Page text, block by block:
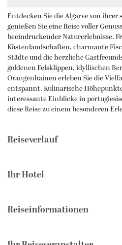
Entdecken Sie die Algarve von ihrer
genießen Sie eine Reise voller
beeindruckender Naturerlebnisse.
Küstenlandschaften, charmante
Städte und die herzliche
goldenen Felsklippen, idyllischen
Orangenhainen erleben Sie die
entspannt. Kulinarische
interessante Einblicke in
diese Reise zu einem besonderen
Reiseverlauf
Vom gewählten Abflughafen startet
Portimão. Sammeln Sie während
Ihres gesamten Aufenthalts zur
Ihr Hotel
Das moderne 4-Sterne-Hotel
Reiseinformationen